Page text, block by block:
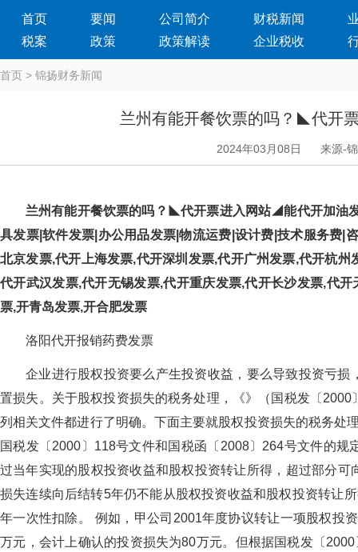
首页 要闻 公司简介 财税新闻
税案
政策 政策解读 企业税收
首页 > 锦扬财务新闻
兰州有能开餐饮票的吗？◣代
2024年03月08日 来源-
兰州有能开餐饮票的吗？◣代开票进入网站◢能代开加
具发票|软件发票|办公用品发票|物流运费|设计费|技术服务费|
北京发票,代开上海发票,代开深圳发票,代开广州发票,代开杭
代开武汉发票,代开无锡发票,代开重庆发票,代开长沙发票,代
票,开青岛发票,开合肥发票
洛阳代开报销药费发票
企业进行股权投资要么产生投资收益，要么导致投资亏损
置损失。关于股权投资损失的税务处理，《》（国税发〔
列相关文件都进行了明确。下面主要就股权投资损失的税务处
国税发〔2000〕118号文件和国税函〔2008〕264号文件的规定
过当年实现的股权投资收益和股权投资转让所得，超过部分可
损失连续向后结转5年仍不能从股权投资收益和股权投资转让所
年一次性扣除。 例如，甲公司2001年度协议转让一项股权投
万元，会计上确认的投资损失为80万元。但根据国税发〔